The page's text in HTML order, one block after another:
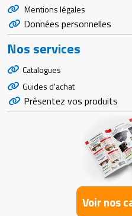
Mentions légales
Données personnelles
Nos services
Catalogues
Guides d'achat
Présentez vos produits
Voir nos